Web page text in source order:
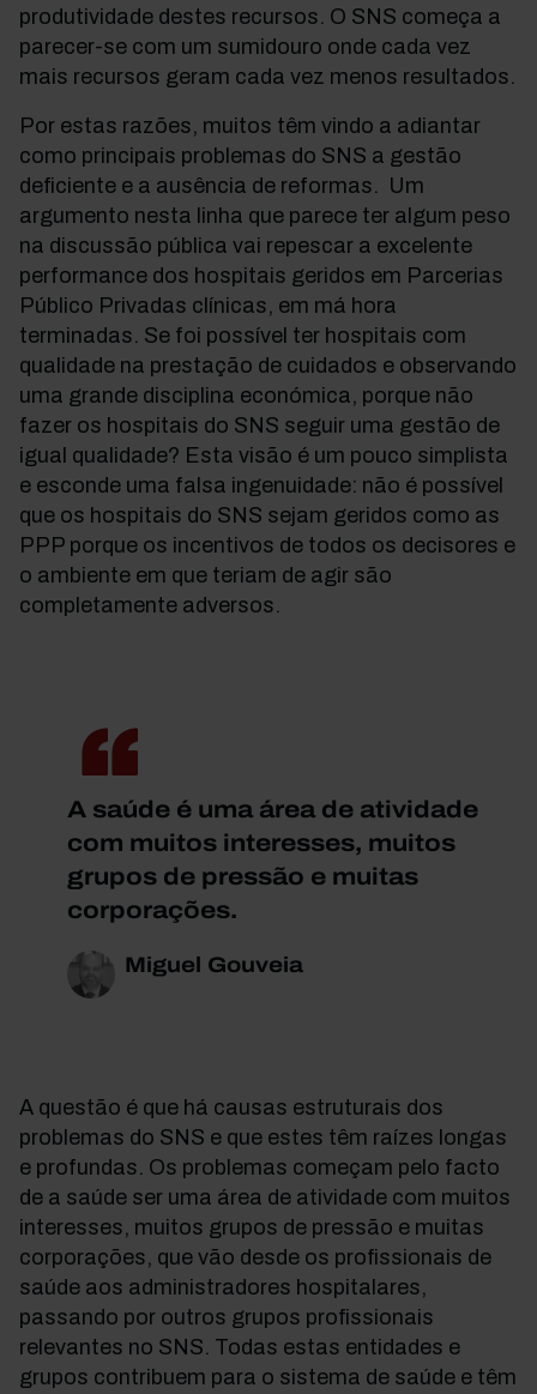
produtividade destes recursos. O SNS começa a
parecer-se com um sumidouro onde cada vez
mais recursos geram cada vez menos resultados.
Por estas razões, muitos têm vindo a adiantar
como principais problemas do SNS a gestão
deficiente e a ausência de reformas. Um
argumento nesta linha que parece ter algum peso
na discussão pública vai repescar a excelente
performance dos hospitais geridos em Parcerias
Público Privadas clínicas, em má hora
terminadas. Se foi possível ter hospitais com
qualidade na prestação de cuidados e observando
uma grande disciplina económica, porque não
fazer os hospitais do SNS seguir uma gestão de
igual qualidade? Esta visão é um pouco simplista
e esconde uma falsa ingenuidade: não é possível
que os hospitais do SNS sejam geridos como as
PPP porque os incentivos de todos os decisores e
o ambiente em que teriam de agir são
completamente adversos.
A saúde é uma área de atividade
com muitos interesses, muitos
grupos de pressão e muitas
corporações.
Miguel Gouveia
A questão é que há causas estruturais dos
problemas do SNS e que estes têm raízes longas
e profundas. Os problemas começam pelo facto
de a saúde ser uma área de atividade com muitos
interesses, muitos grupos de pressão e muitas
corporações, que vão desde os profissionais de
saúde aos administradores hospitalares,
passando por outros grupos profissionais
relevantes no SNS. Todas estas entidades e
grupos contribuem para o sistema de saúde e têm